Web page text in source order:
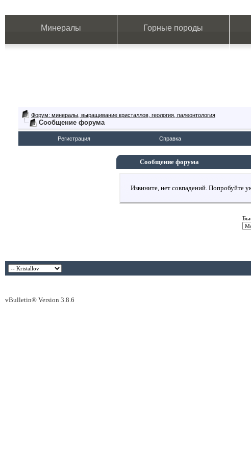
Минералы Горные породы
Форум: минералы, выращивание кристаллов, геология, палеонтология
Сообщение форума
Регистрация Справка
Сообщение форума
Извините, нет совпадений. Попробуйте
vBulletin® Version 3.8.6